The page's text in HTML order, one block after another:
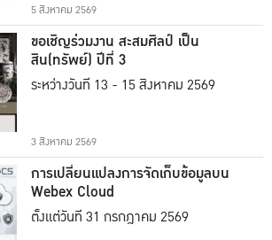
5 สิงหาคม 2569
ขอเชิญร่วมงาน สะสมศิลป์ เป็น
สิน(ทรัพย์) ปีที่ 3
ระหว่างวันที่ 13 - 15 สิงหาคม 2569
3 สิงหาคม 2569
การเปลี่ยนแปลงการจัดเก็บข้อมูลบน
Webex Cloud
ตั้งแต่วันที่ 31 กรกฎาคม 2569